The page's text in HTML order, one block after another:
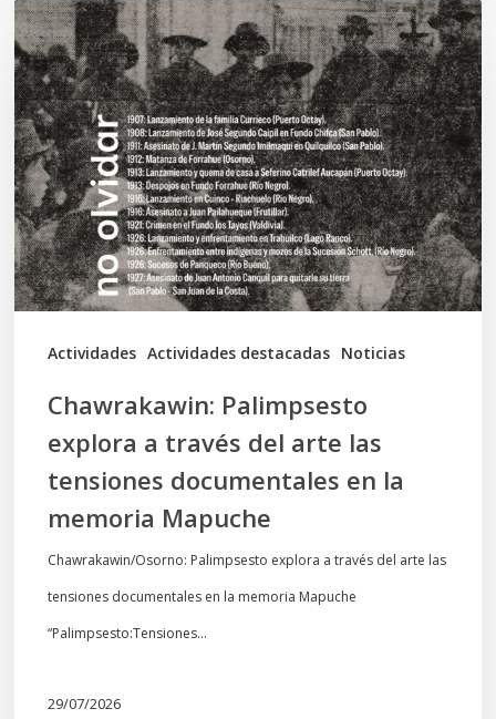
Actividades Actividades destacadas Noticias
Chawrakawin:
Palimpsesto
explora
a
través
del
arte
las
tensiones
documentales
memoria
Mapuche
Chawrakawin: Palimpsesto
explora a través del arte las
tensiones documentales en la
memoria Mapuche
Chawrakawin/Osorno: Palimpsesto explora a través del arte las
tensiones documentales en la memoria Mapuche
“Palimpsesto:Tensiones…
29/07/2026